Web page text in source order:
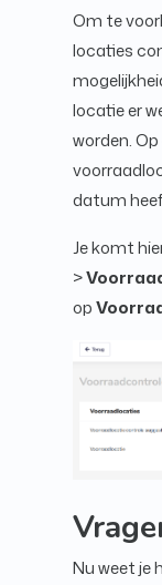
Om te
locaties
locatie er
worden.
datum
Je komt
>
op
Nu weet je